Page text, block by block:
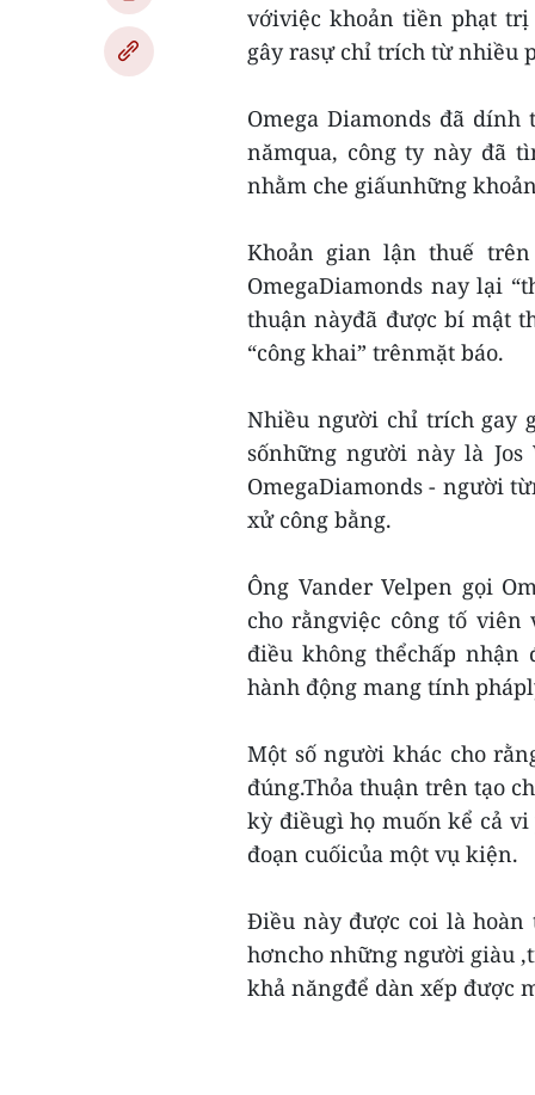
vớiviệc khoản tiền phạt
gây rasự chỉ trích từ nhiều
Omega Diamonds đã
nămqua, công ty này đã
nhằm che giấunhững
Khoản gian lận thuế
OmegaDiamonds nay lại
thuận nàyđã được bí mật
“công khai” trênmặt báo.
Nhiều người chỉ trích gay
sốnhững người này là
OmegaDiamonds - người
xử công bằng.
Ông Vander Velpen gọi
cho rằngviệc công tố
điều không thểchấp
hành động mang tính
Một số người khác cho
đúng.Thỏa thuận trên tạo
kỳ điềugì họ muốn kể cả
đoạn cuốicủa một vụ kiện.
Điều này được coi là hoàn
hơncho những người giàu
khả năngđể dàn xếp được